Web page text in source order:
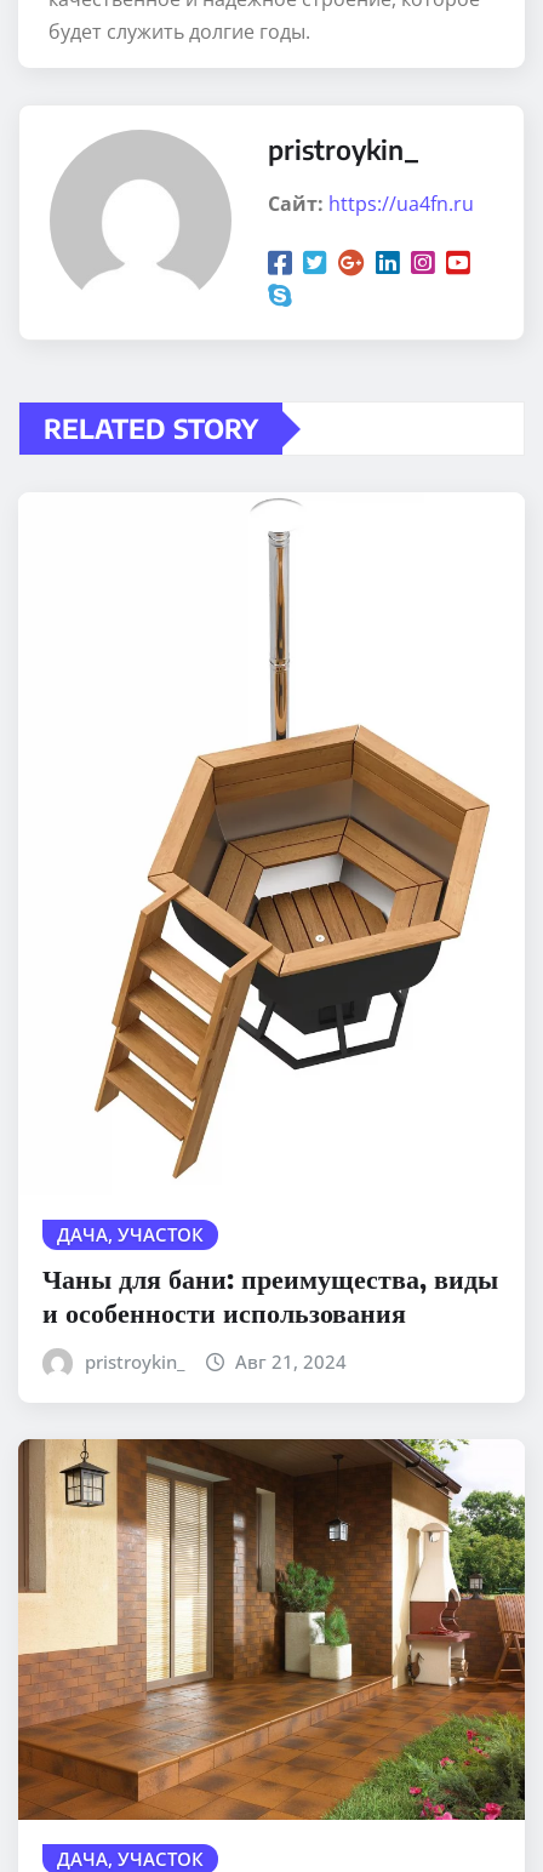
будет служить долгие годы.
pristroykin_
Сайт: https://ua4fn.ru
RELATED STORY
ДАЧА, УЧАСТОК
Чаны для бани: преимущества, виды
и особенности использования
pristroykin_ Авг 21, 2024
ДАЧА, УЧАСТОК